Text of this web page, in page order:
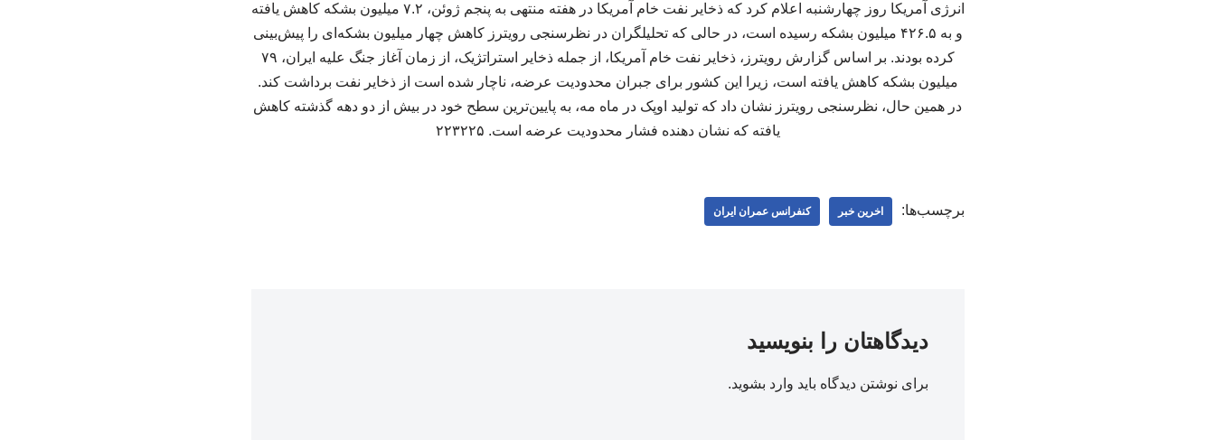
انرژی آمریکا روز چهارشنبه اعلام کرد که ذخایر نفت خام آمریکا در هفته منتهی به پنجم ژوئن، ۷.۲ میلیون بشکه کاهش یافته
و به ۴۲۶.۵ میلیون بشکه رسیده است، در حالی که تحلیلگران در نظرسنجی رویترز کاهش چهار میلیون بشکه‌ای را پیش‌بینی
کرده بودند. بر اساس گزارش رویترز، ذخایر نفت خام آمریکا، از جمله ذخایر استراتژیک، از زمان آغاز جنگ علیه ایران، ۷۹
میلیون بشکه کاهش یافته است، زیرا این کشور برای جبران محدودیت عرضه، ناچار شده است از ذخایر نفت برداشت کند.
در همین حال، نظرسنجی رویترز نشان داد که تولید اوپک در ماه مه، به پایین‌ترین سطح خود در بیش از دو دهه گذشته کاهش
یافته که نشان دهنده فشار محدودیت عرضه است. ۲۲۳۲۲۵
برچسب‌ها: اخرین خبر کنفرانس عمران ایران
دیدگاهتان را بنویسید
برای نوشتن دیدگاه باید وارد بشوید.